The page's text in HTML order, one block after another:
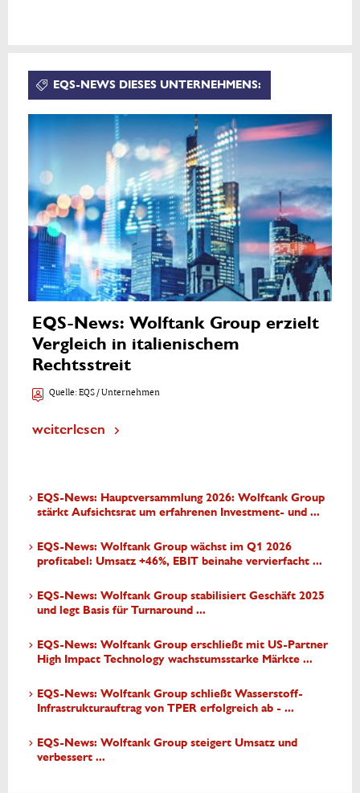
EQS-NEWS DIESES UNTERNEHMENS:
EQS-News: Wolftank Group erzielt
Vergleich in italienischem
Rechtsstreit
Quelle:EQS / Unternehmen
weiterlesen
EQS-News: Hauptversammlung 2026: Wolftank Group
stärkt Aufsichtsrat um erfahrenen Investment- und ...
EQS-News: Wolftank Group wächst im Q1 2026
profitabel: Umsatz +46%, EBIT beinahe vervierfacht ...
EQS-News: Wolftank Group stabilisiert Geschäft 2025
und legt Basis für Turnaround ...
EQS-News: Wolftank Group erschließt mit US-Partner
High Impact Technology wachstumsstarke Märkte ...
EQS-News: Wolftank Group schließt Wasserstoff-
Infrastrukturauftrag von TPER erfolgreich ab - ...
EQS-News: Wolftank Group steigert Umsatz und
verbessert ...